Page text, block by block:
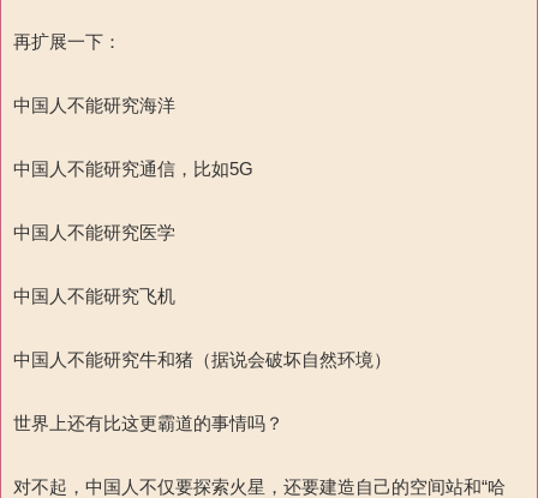
再扩展一下：
中国人不能研究海洋
中国人不能研究通信，比如5G
中国人不能研究医学
中国人不能研究飞机
中国人不能研究牛和猪（据说会破坏自然环境）
世界上还有比这更霸道的事情吗？
对不起，中国人不仅要探索火星，还要建造自己的空间站和“哈